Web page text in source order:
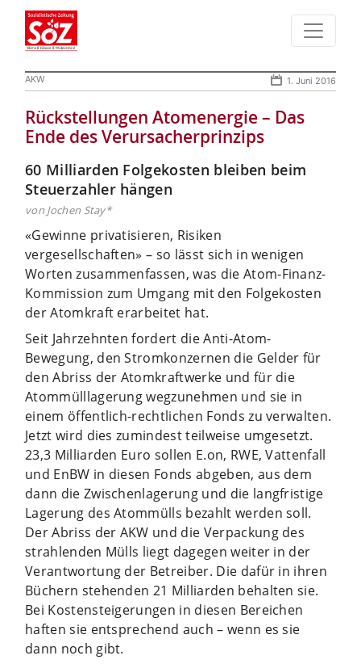
AKW 1. Juni 2016
Rückstellungen Atomenergie – Das
Ende des Verursacherprinzips
60 Milliarden Folgekosten bleiben beim
Steuerzahler hängen
von Jochen Stay*
«Gewinne privatisieren, Risiken
vergesellschaften» – so lässt sich in wenigen
Worten zusammenfassen, was die Atom-Finanz-
Kommission zum Umgang mit den Folgekosten
der Atomkraft erarbeitet hat.
Seit Jahrzehnten fordert die Anti-Atom-
Bewegung, den Stromkonzernen die Gelder für
den Abriss der Atomkraftwerke und für die
Atommülllagerung wegzunehmen und sie in
einem öffentlich-rechtlichen Fonds zu verwalten.
Jetzt wird dies zumindest teilweise umgesetzt.
23,3 Milliarden Euro sollen E.on, RWE, Vattenfall
und EnBW in diesen Fonds abgeben, aus dem
dann die Zwischenlagerung und die langfristige
Lagerung des Atommülls bezahlt werden soll.
Der Abriss der AKW und die Verpackung des
strahlenden Mülls liegt dagegen weiter in der
Verantwortung der Betreiber. Die dafür in ihren
Büchern stehenden 21 Milliarden behalten sie.
Bei Kostensteigerungen in diesen Bereichen
haften sie entsprechend auch – wenn es sie
dann noch gibt.